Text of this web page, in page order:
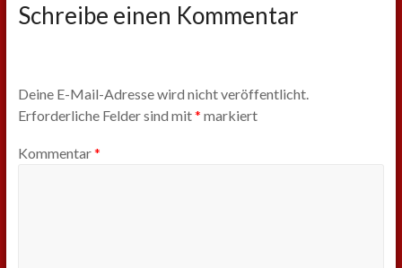
Schreibe einen Kommentar
Deine E-Mail-Adresse wird nicht veröffentlicht.
Erforderliche Felder sind mit* markiert
Kommentar*